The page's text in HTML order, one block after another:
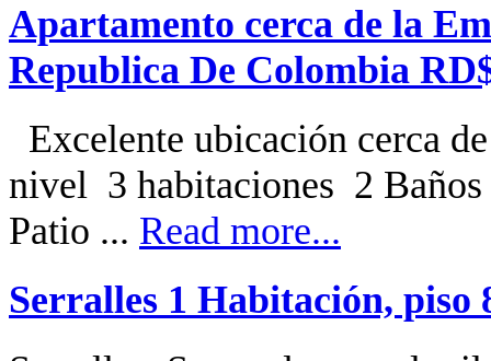
Apartamento cerca de la
Republica De Colombia
Excelente ubicación cerca
nivel 3 habitaciones 2
Patio ... Read more...
Serralles 1 Habitación, piso